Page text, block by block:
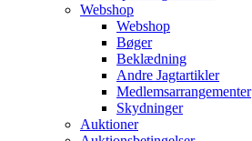
Webshop
Webshop
Bøger
Beklædning
Andre Jagtartikler
Medlemsarrangementer
Skydninger
Auktioner